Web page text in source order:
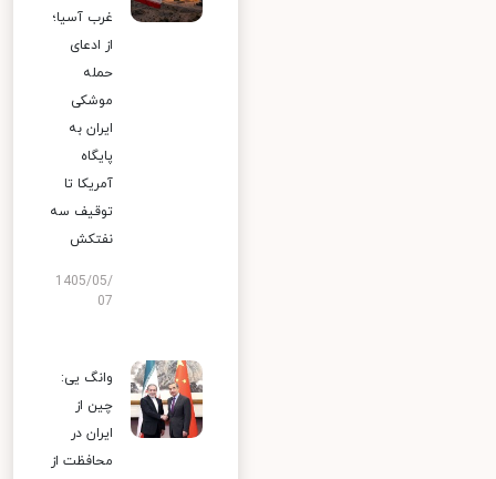
غرب آسیا؛
از ادعای
حمله
موشکی
ایران به
پایگاه
آمریکا تا
توقیف سه
نفتکش
1405/05/
07
وانگ یی:
چین از
ایران در
محافظت از